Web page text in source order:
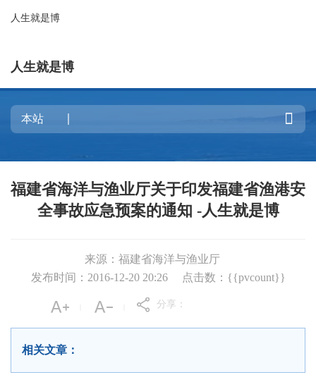
人生就是博
人生就是博

福建省海洋与渔业厅关于印发福建省渔港安
全事故应急预案的通知 -人生就是博
来源：福建省海洋与渔业厅
发布时间：2016-12-20 20:26
点击数：{{pvcount}}
分享：
相关文章：